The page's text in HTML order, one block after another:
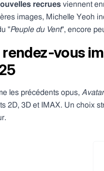
recrues viennent
images, Michelle Yeoh
"Peuple du Vent", encore
rendez-vous
les précédents opus,
2D, 3D et IMAX. Un choix